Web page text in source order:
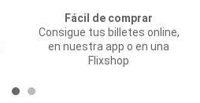
Fácil de comprar
Consigue tus billetes online,
en nuestra app o en una
Flixshop